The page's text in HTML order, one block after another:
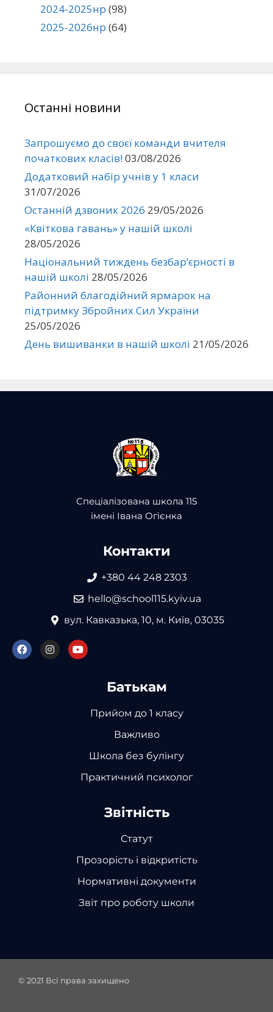
2024-2025нр (98)
2025-2026нр (64)
Останні новини
Запрошуємо до своєї команди вчителя
початкових класів!03/08/2026
Додатковий набір учнів у 1 класи
31/07/2026
Останній дзвоник 2026 29/05/2026
«Квіткова гавань» у нашій школі
28/05/2026
Національний тиждень безбар’єрності в
нашій школі 28/05/2026
Районний благодійний ярмарок на
підтримку Збройних Сил України
25/05/2026
День вишиванки в нашій школі 21/05/2026
Спеціалізована школа 115
імені Івана Огієнка
Контакти
+380 44 248 2303
hello@school115.kyiv.ua
вул. Кавказька, 10, м. Київ, 03035
Батькам
Прийом до 1 класу
Важливо
Школа без булінгу
Практичний психолог
Звітність
Статут
Прозорість і відкритість
Нормативні документи
Звіт про роботу школи
© 2021 Всі права захищено